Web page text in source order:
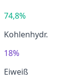
74,8%
Kohlenhydr.
18%
Eiweiß